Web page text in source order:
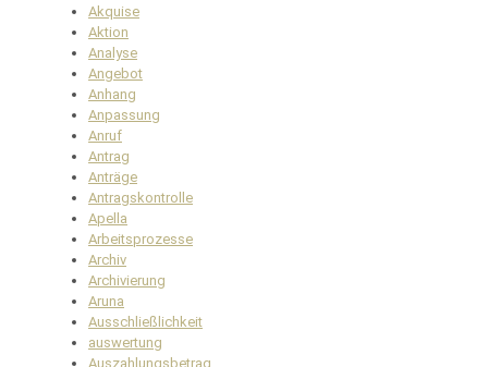
Akquise
Aktion
Analyse
Angebot
Anhang
Anpassung
Anruf
Antrag
Anträge
Antragskontrolle
Apella
Arbeitsprozesse
Archiv
Archivierung
Aruna
Ausschließlichkeit
auswertung
Auszahlungsbetrag